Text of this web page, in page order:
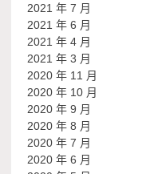
2021 年 7 月
2021 年 6 月
2021 年 4 月
2021 年 3 月
2020 年 11 月
2020 年 10 月
2020 年 9 月
2020 年 8 月
2020 年 7 月
2020 年 6 月